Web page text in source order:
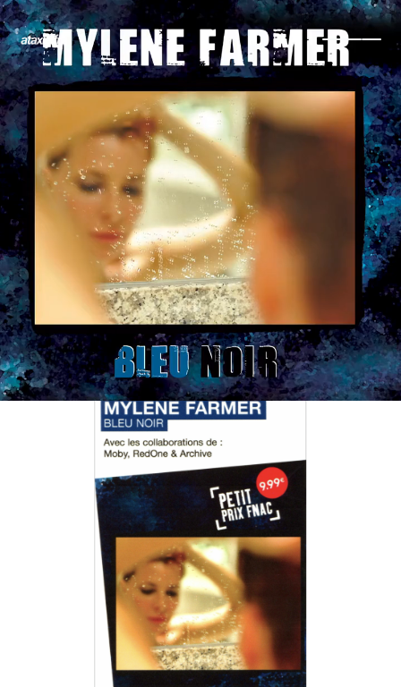
← Retour
Ajouter à ma collection Ajouter à ma wishlist
Comparer cet objet Voir ma collection